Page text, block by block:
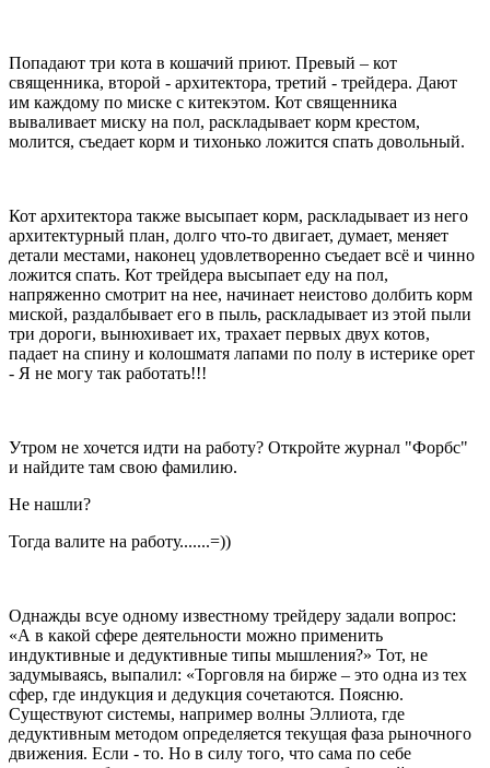
Попадают три кота в кошачий приют. Превый – кот
священника, второй - архитектора, третий - трейдера. Дают
им каждому по миске с китекэтом. Кот священника
вываливает миску на пол, раскладывает корм крестом,
молится, съедает корм и тихонько ложится спать довольный.
Кот архитектора также высыпает корм, раскладывает из него
архитектурный план, долго что-то двигает, думает, меняет
детали местами, наконец удовлетворенно съедает всё и чинно
ложится спать. Кот трейдера высыпает еду на пол,
напряженно смотрит на нее, начинает неистово долбить корм
миской, раздалбывает его в пыль, раскладывает из этой пыли
три дороги, вынюхивает их, трахает первых двух котов,
падает на спину и колошматя лапами по полу в истерике орет
- Я не могу так работать!!!
Утром не хочется идти на работу? Откройте журнал "Форбс"
и найдите там свою фамилию.
Не нашли?
Тогда валите на работу.......=))
Однажды всуе одному известному трейдеру задали вопрос:
«А в какой сфере деятельности можно применить
индуктивные и дедуктивные типы мышления?» Тот, не
задумываясь, выпалил: «Торговля на бирже – это одна из тех
сфер, где индукция и дедукция сочетаются. Поясню.
Существуют системы, например волны Эллиота, где
дедуктивным методом определяется текущая фаза рыночного
движения. Если - то. Но в силу того, что сама по себе